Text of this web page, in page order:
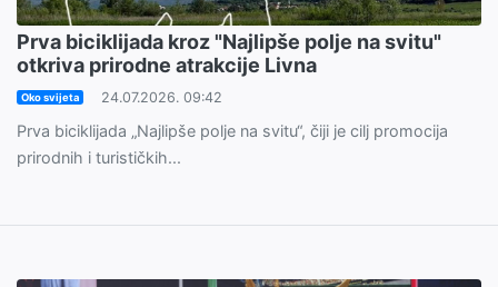
Prva biciklijada kroz "Najlipše polje na svitu"
otkriva prirodne atrakcije Livna
Oko svijeta 24.07.2026. 09:42
Prva biciklijada „Najlipše polje na svitu“, čiji je cilj promocija
prirodnih i turističkih...